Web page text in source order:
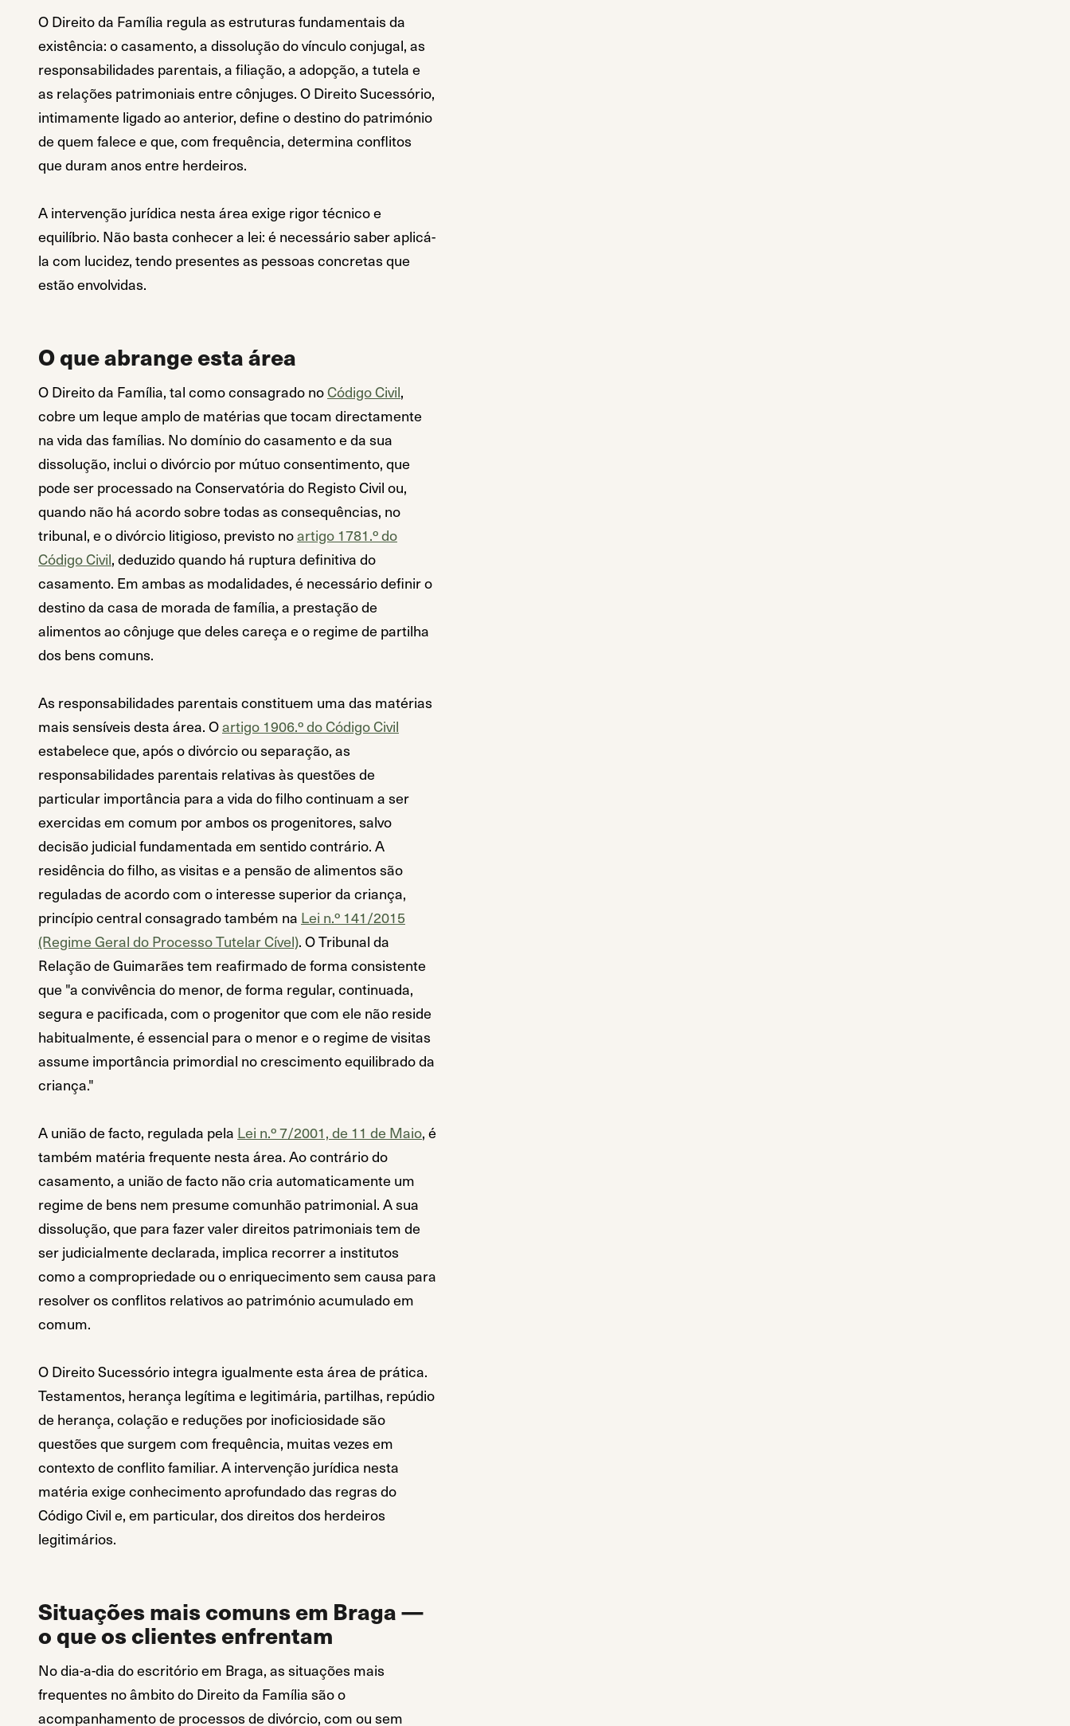
O Direito da Família regula as estruturas fundamentais da
existência: o casamento, a dissolução do vínculo conjugal, as
responsabilidades parentais, a filiação, a adopção, a tutela e
as relações patrimoniais entre cônjuges. O Direito Sucessório,
intimamente ligado ao anterior, define o destino do património
de quem falece e que, com frequência, determina conflitos
que duram anos entre herdeiros.
A intervenção jurídica nesta área exige rigor técnico e
equilíbrio. Não basta conhecer a lei: é necessário saber aplicá-
la com lucidez, tendo presentes as pessoas concretas que
estão envolvidas.
O que abrange esta área
O Direito da Família, tal como consagrado noCódigo Civil,
cobre um leque amplo de matérias que tocam directamente
na vida das famílias. No domínio do casamento e da sua
dissolução, inclui o divórcio por mútuo consentimento, que
pode ser processado na Conservatória do Registo Civil ou,
quando não há acordo sobre todas as consequências, no
tribunal, e o divórcio litigioso, previsto noartigo 1781.º do
Código Civil, deduzido quando há ruptura definitiva do
casamento. Em ambas as modalidades, é necessário definir o
destino da casa de morada de família, a prestação de
alimentos ao cônjuge que deles careça e o regime de partilha
dos bens comuns.
As responsabilidades parentais constituem uma das matérias
mais sensíveis desta área. Oartigo 1906.º do Código Civil
estabelece que, após o divórcio ou separação, as
responsabilidades parentais relativas às questões de
particular importância para a vida do filho continuam a ser
exercidas em comum por ambos os progenitores, salvo
decisão judicial fundamentada em sentido contrário. A
residência do filho, as visitas e a pensão de alimentos são
reguladas de acordo com o interesse superior da criança,
princípio central consagrado também na Lei n.º 141/2015
(Regime Geral do Processo Tutelar Cível). O Tribunal da
Relação de Guimarães tem reafirmado de forma consistente
que "a convivência do menor, de forma regular, continuada,
segura e pacificada, com o progenitor que com ele não reside
habitualmente, é essencial para o menor e o regime de visitas
assume importância primordial no crescimento equilibrado da
criança."
A união de facto, regulada pela Lei n.º 7/2001, de 11 de Maio, é
também matéria frequente nesta área. Ao contrário do
casamento, a união de facto não cria automaticamente um
regime de bens nem presume comunhão patrimonial. A sua
dissolução, que para fazer valer direitos patrimoniais tem de
ser judicialmente declarada, implica recorrer a institutos
como a compropriedade ou o enriquecimento sem causa para
resolver os conflitos relativos ao património acumulado em
comum.
O Direito Sucessório integra igualmente esta área de prática.
Testamentos, herança legítima e legitimária, partilhas, repúdio
de herança, colação e reduções por inoficiosidade são
questões que surgem com frequência, muitas vezes em
contexto de conflito familiar. A intervenção jurídica nesta
matéria exige conhecimento aprofundado das regras do
Código Civil e, em particular, dos direitos dos herdeiros
legitimários.
Situações mais comuns em Braga —
o que os clientes enfrentam
No dia-a-dia do escritório em Braga, as situações mais
frequentes no âmbito do Direito da Família são o
acompanhamento de processos de divórcio, com ou sem